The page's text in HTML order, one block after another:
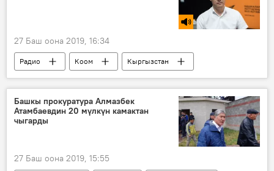
27 Баш оона 2019, 16:34
Радио Коом
Кыргызстан
калк
документ түндүк
Башкы прокуратура Алмазбек
Атамбаевдин 20 мүлкүн камактан
чыгарды
27 Баш оона 2019, 15:55